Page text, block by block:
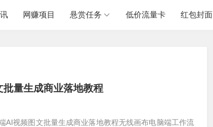
网赚项目 悬赏任务 低价流量卡 红包封面
量生成商业落地教程
AI视频图文批量生成商业落地教程无线画布电脑端工作流